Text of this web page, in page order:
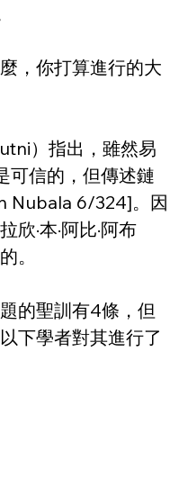
，你打算進行的大
）指出，雖然易
可信的，但傳述鏈
Nubala 6/324]。因
·本·阿比·阿布
。
的聖訓有4條，但
下學者對其進行了